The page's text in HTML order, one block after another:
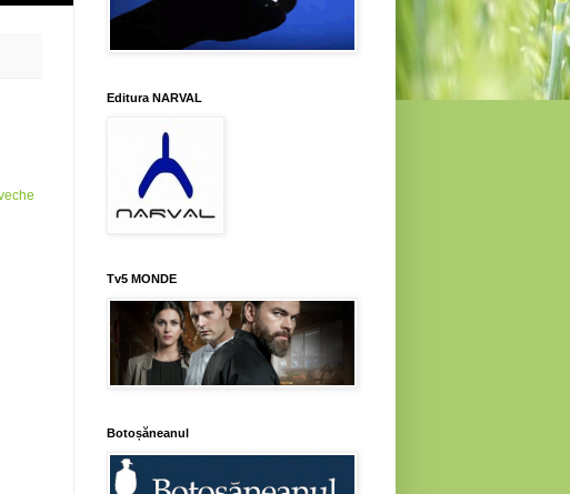
Editura NARVAL
Tv5 MONDE
Botoșăneanul